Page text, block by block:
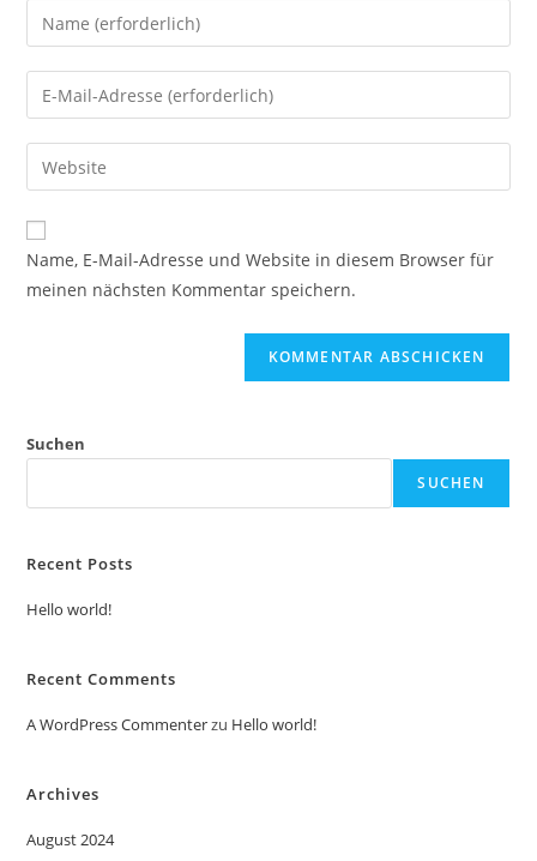
Gib
deinen
Namen
oder
zum
Kommentieren
ein
Gib
deine
E-
Mail-
zum
Kommentieren
ein
Gib
deine
Website-
URL
Name, E-Mail-Adresse und Website in diesem Browser für
meinen nächsten Kommentar speichern.
Suchen
SUCHEN
Recent Posts
Hello world!
Recent Comments
A WordPress Commenterzu Hello world!
Archives
August 2024